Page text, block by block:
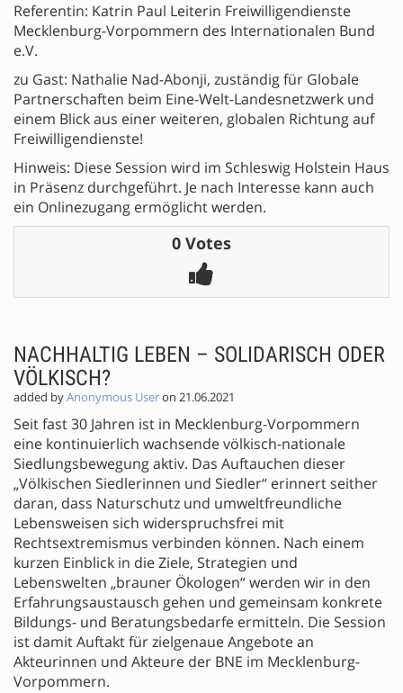
Referentin: Katrin Paul Leiterin Freiwilligendienste
Mecklenburg-Vorpommern des Internationalen Bund
e.V.
zu Gast: Nathalie Nad-Abonji, zuständig für Globale
Partnerschaften beim Eine-Welt-Landesnetzwerk und
einem Blick aus einer weiteren, globalen Richtung auf
Freiwilligendienste!
Hinweis: Diese Session wird im Schleswig Holstein Haus
in Präsenz durchgeführt. Je nach Interesse kann auch
ein Onlinezugang ermöglicht werden.
0 Votes
NACHHALTIG LEBEN – SOLIDARISCH ODER
VÖLKISCH?
added byAnonymous Useron 21.06.2021
Seit fast 30 Jahren ist in Mecklenburg-Vorpommern
eine kontinuierlich wachsende völkisch-nationale
Siedlungsbewegung aktiv. Das Auftauchen dieser
„Völkischen Siedlerinnen und Siedler“ erinnert seither
daran, dass Naturschutz und umweltfreundliche
Lebensweisen sich widerspruchsfrei mit
Rechtsextremismus verbinden können. Nach einem
kurzen Einblick in die Ziele, Strategien und
Lebenswelten „brauner Ökologen“ werden wir in den
Erfahrungsaustausch gehen und gemeinsam konkrete
Bildungs- und Beratungsbedarfe ermitteln. Die Session
ist damit Auftakt für zielgenaue Angebote an
Akteurinnen und Akteure der BNE im Mecklenburg-
Vorpommern.